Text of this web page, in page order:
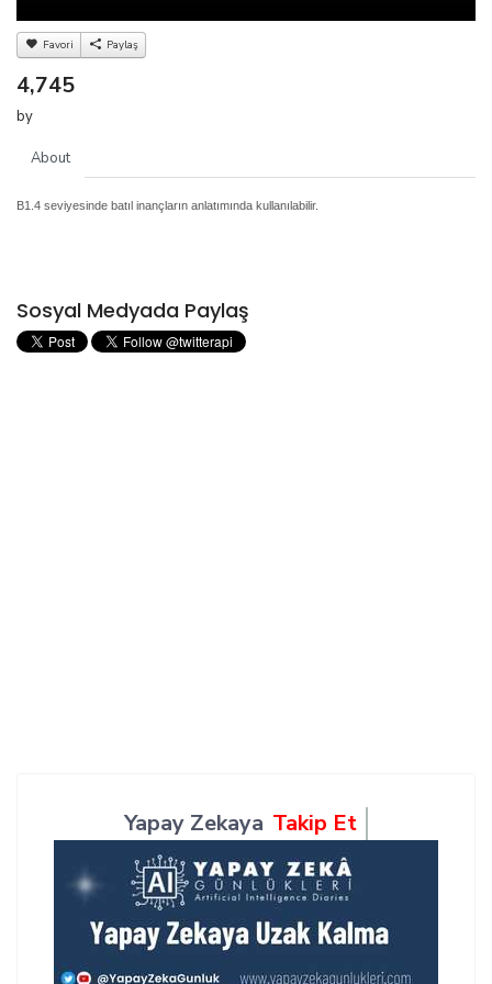
Favori Paylaş
4,745
by
About
B1.4 seviyesinde batıl inançların anlatımında kullanılabilir.
Sosyal Medyada Paylaş
Yapay Zekaya Takip Et